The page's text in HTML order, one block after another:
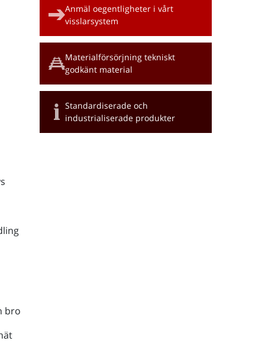
bro
Anmäl oegentligheter i vårt
visslarsystem
Materialförsörjning tekniskt
godkänt material
Standardiserade och
industrialiserade produkter